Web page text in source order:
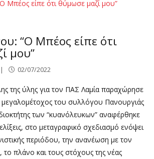
“Ο Μπέος είπε ότι
μου”
02/07/2022
της ύλης για τον ΠΑΣ Λαμία παραχώρησε
του συλλόγου Πανουργιάς
των “κυανόλευκων” αναφέρθηκε
στο μεταγραφικό σχεδιασμό ενόψει
περιόδου, την ανανέωση με τον
το πλάνο και τους στόχους της νέας